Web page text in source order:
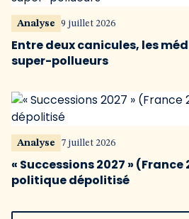
Analyse 9 juillet 2026
Entre deux canicules, les
super-pollueurs
Analyse 7 juillet 2026
« Successions 2027 » (France
politique dépolitisé